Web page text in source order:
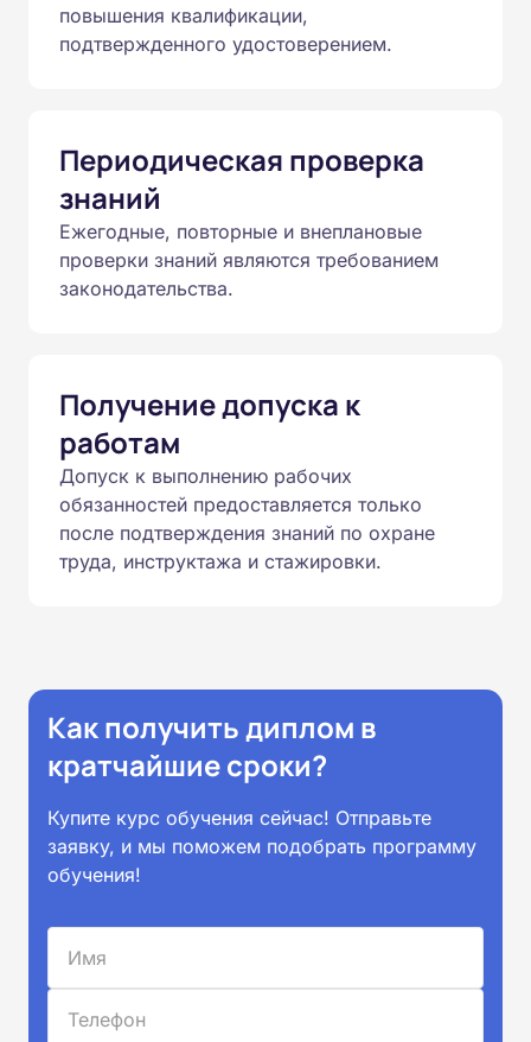
повышения квалификации,
подтвержденного удостоверением.
Периодическая проверка
знаний
Ежегодные, повторные и внеплановые
проверки знаний являются требованием
законодательства.
Получение допуска к
работам
Допуск к выполнению рабочих
обязанностей предоставляется только
после подтверждения знаний по охране
труда, инструктажа и стажировки.
Как получить диплом в
кратчайшие сроки?
Купите курс обучения сейчас! Отправьте
заявку, и мы поможем подобрать программу
обучения!